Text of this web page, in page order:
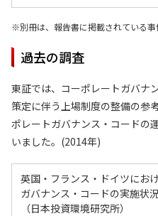
別冊は、報告書に掲載されている事
過去の調査
東証では、コーポレートガバナ
策定に伴う上場制度の整備の参
ポレートガバナンス・コードの
いました。(2014年)
英国・フランス・ドイツにお
ガバナンス・コードの実施
（日本投資環境研究所）